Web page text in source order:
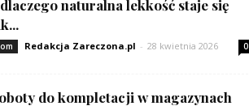
naturalna lekkość staje się
Redakcja Zareczona.pl - 28 kwietnia 2026 0
do kompletacji w magazynach